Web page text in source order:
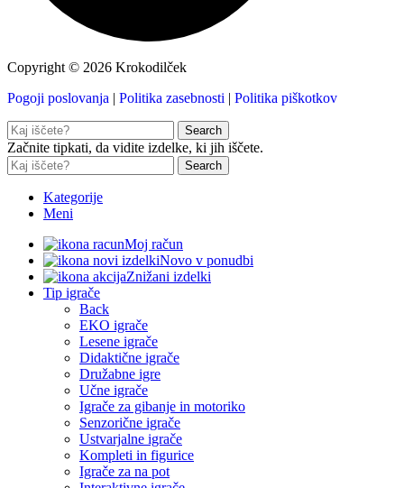
Copyright © 2026 Krokodilček
Pogoji poslovanja | Politika zasebnosti | Politika piškotkov
Search
Začnite tipkati, da vidite izdelke, ki jih iščete.
Search
Kategorije
Meni
Moj račun
Novo v ponudbi
Znižani izdelki
Tip igrače
Back
EKO igrače
Lesene igrače
Didaktične igrače
Družabne igre
Učne igrače
Igrače za gibanje in motoriko
Senzorične igrače
Ustvarjalne igrače
Kompleti in figurice
Igrače za na pot